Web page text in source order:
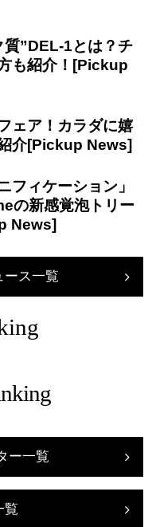
”DEL-1とは？チ
も紹介！
ェア！カラダに嬉
介
フィケーション」
の新感覚泡トリー
ース一覧
ー一覧
覧